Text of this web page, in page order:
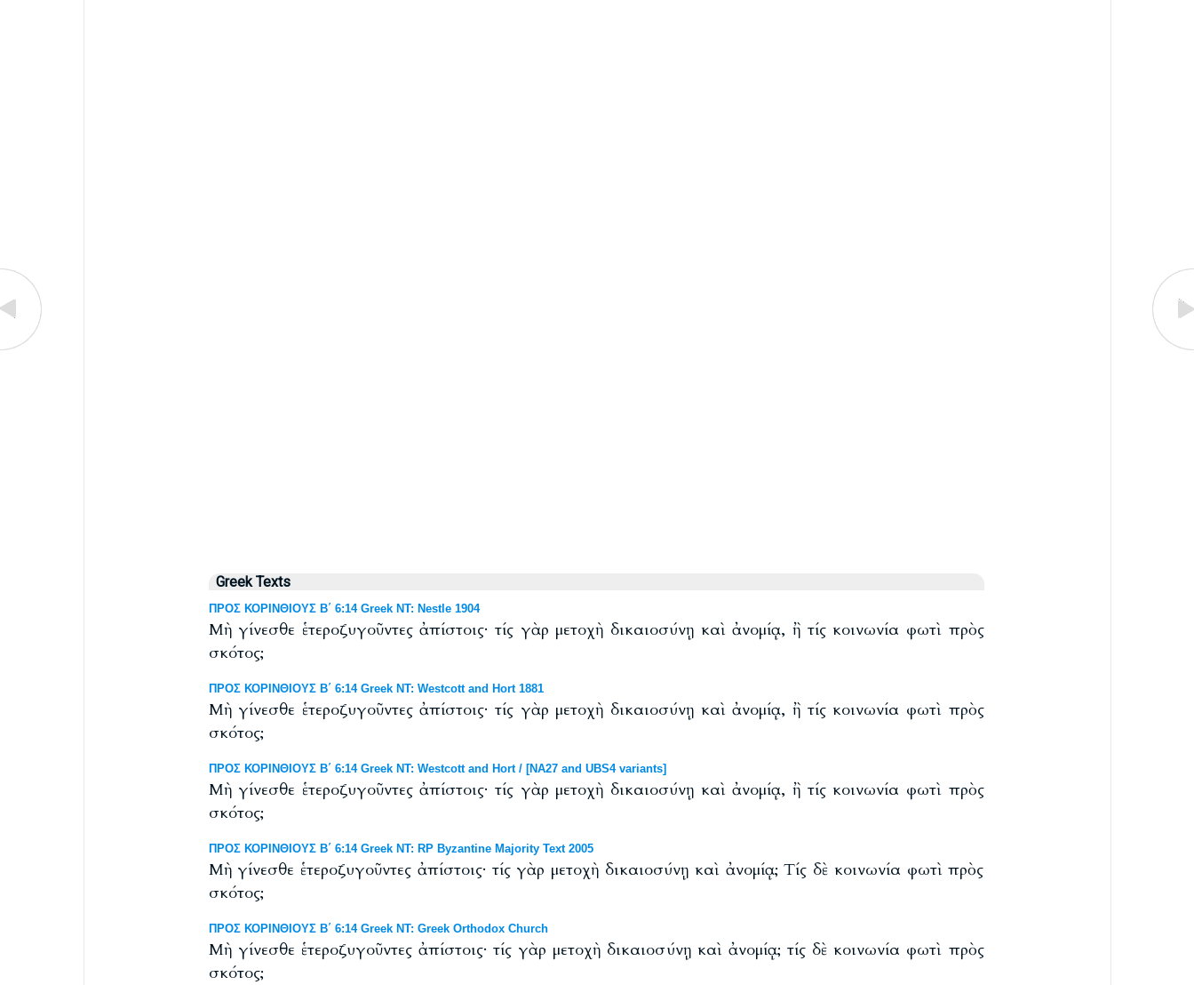
Greek Texts
ΠΡΟΣ ΚΟΡΙΝΘΙΟΥΣ Β΄ 6:14 Greek NT: Nestle 1904
Μὴ γίνεσθε ἑτεροζυγοῦντες ἀπίστοις· τίς γὰρ μετοχὴ δικαιοσύνῃ καὶ ἀνομίᾳ, ἢ τίς κοινωνία φωτὶ πρὸς
σκότος;
ΠΡΟΣ ΚΟΡΙΝΘΙΟΥΣ Β΄ 6:14 Greek NT: Westcott and Hort 1881
Μὴ γίνεσθε ἑτεροζυγοῦντες ἀπίστοις· τίς γὰρ μετοχὴ δικαιοσύνῃ καὶ ἀνομίᾳ, ἢ τίς κοινωνία φωτὶ πρὸς
σκότος;
ΠΡΟΣ ΚΟΡΙΝΘΙΟΥΣ Β΄ 6:14 Greek NT: Westcott and Hort / [NA27 and UBS4 variants]
Μὴ γίνεσθε ἑτεροζυγοῦντες ἀπίστοις· τίς γὰρ μετοχὴ δικαιοσύνῃ καὶ ἀνομίᾳ, ἢ τίς κοινωνία φωτὶ πρὸς
σκότος;
ΠΡΟΣ ΚΟΡΙΝΘΙΟΥΣ Β΄ 6:14 Greek NT: RP Byzantine Majority Text 2005
Μὴ γίνεσθε ἑτεροζυγοῦντες ἀπίστοις· τίς γὰρ μετοχὴ δικαιοσύνῃ καὶ ἀνομίᾳ; Tίς δὲ κοινωνία φωτὶ πρὸς
σκότος;
ΠΡΟΣ ΚΟΡΙΝΘΙΟΥΣ Β΄ 6:14 Greek NT: Greek Orthodox Church
Μὴ γίνεσθε ἑτεροζυγοῦντες ἀπίστοις· τίς γὰρ μετοχὴ δικαιοσύνῃ καὶ ἀνομίᾳ; τίς δὲ κοινωνία φωτὶ πρὸς
σκότος;